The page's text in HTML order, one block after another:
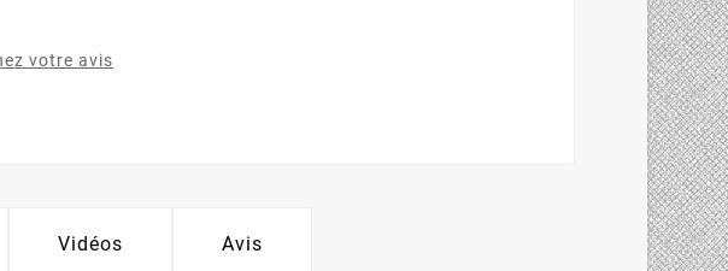
votre avis
Vidéos Avis